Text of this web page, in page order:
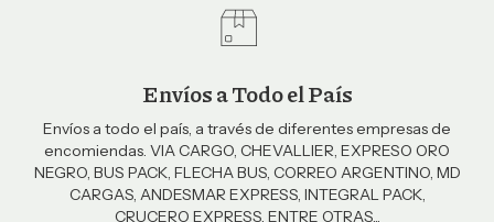
Envíos a Todo el País
Envíos a todo el país, a través de diferentes empresas de
encomiendas. VIA CARGO, CHEVALLIER, EXPRESO ORO
NEGRO, BUS PACK, FLECHA BUS, CORREO ARGENTINO, MD
CARGAS, ANDESMAR EXPRESS, INTEGRAL PACK,
CRUCERO EXPRESS, ENTRE OTRAS...